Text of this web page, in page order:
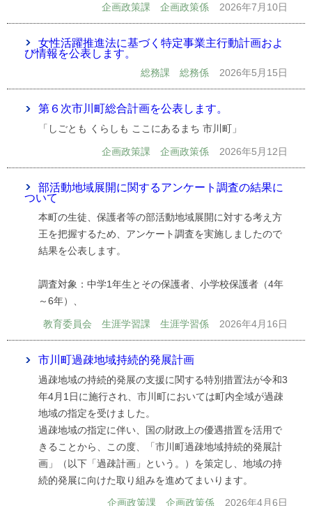
企画政策課 企画政策係 2026年7月10日
女性活躍推進法に基づく特定事業主行動計画およ
び情報を公表します。
総務課 総務係 2026年5月15日
第６次市川町総合計画を公表します。
「しごとも くらしも ここにあるまち 市川町」
企画政策課 企画政策係 2026年5月12日
部活動地域展開に関するアンケート調査の結果に
ついて
本町の生徒、保護者等の部活動地域展開に対する考え方
王を把握するため、アンケート調査を実施しましたので
結果を公表します。
調査対象：中学1年生とその保護者、小学校保護者（4年
～6年）、
教育委員会 生涯学習課 生涯学習係 2026年4月16日
市川町過疎地域持続的発展計画
過疎地域の持続的発展の支援に関する特別措置法が令和3
年4月1日に施行され、市川町においては町内全域が過疎
地域の指定を受けました。
過疎地域の指定に伴い、国の財政上の優遇措置を活用で
きることから、この度、「市川町過疎地域持続的発展計
画」（以下「過疎計画」という。）を策定し、地域の持
続的発展に向けた取り組みを進めてまいります。
企画政策課 企画政策係 2026年4月6日